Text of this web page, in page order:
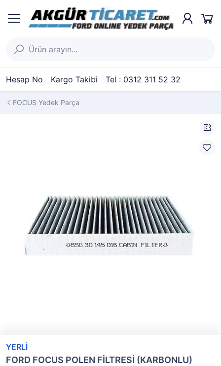
Hesap No Kargo Takibi Tel : 0312 311 52 32
FOCUS Yedek Parça
YERLİ
FORD FOCUS POLEN FİLTRESİ (KARBONLU)